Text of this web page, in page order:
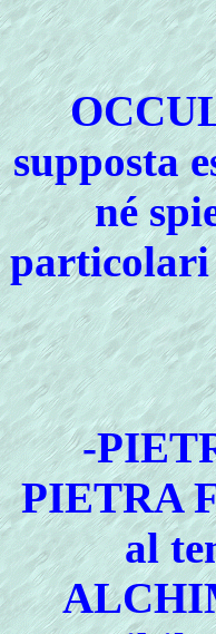
supposta
né
particolari
-
PIETRA
al